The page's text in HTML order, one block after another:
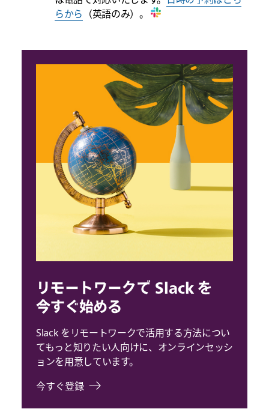
らから （英語のみ）。
リモートワークで Slack を
今すぐ始める
Slack をリモートワークで活用する方法につい
てもっと知りたい人向けに、オンラインセッシ
ョンを用意しています。
今すぐ登録